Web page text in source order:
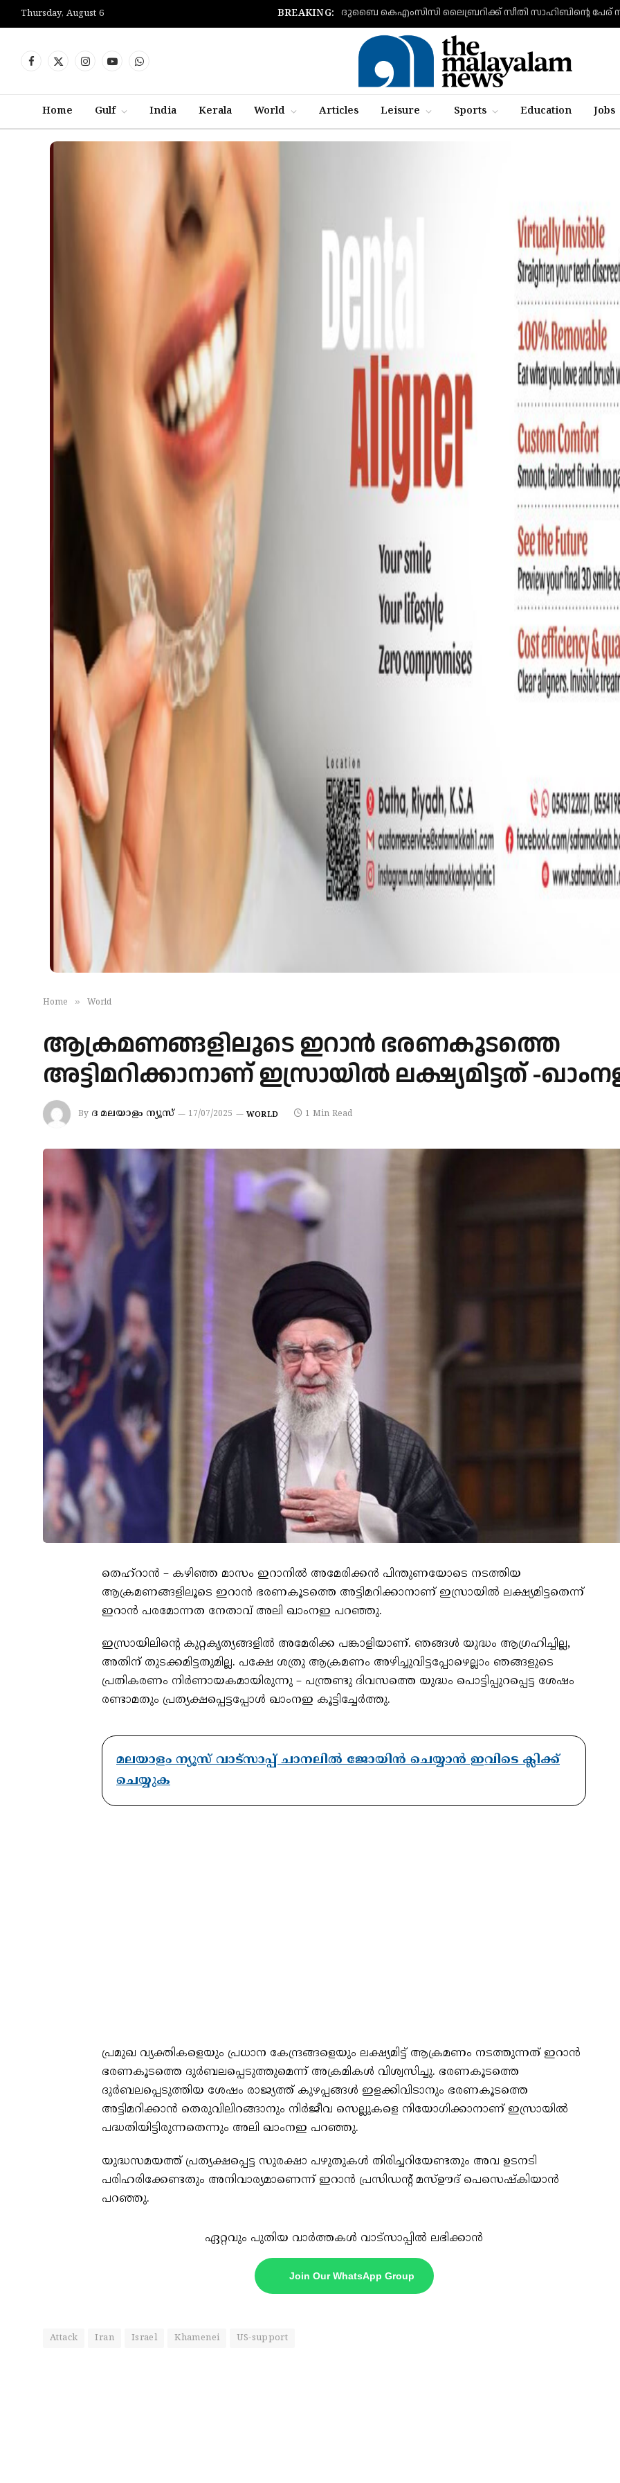
Thursday, August 6 BREAKING: ദുബൈ കെഎംസിസി ലൈബ്രറിക്ക് സീതി സാഹിബിന്റെ പേര്
Facebook
X
InstagramYouTubeWhatsApp
Home Gulf India Kerala World Articles Leisure Sports Education Jobs
Home » World
ആക്രമണങ്ങളിലൂടെ ഇറാന്‍ ഭരണകൂടത്തെ
അട്ടിമറിക്കാനാണ് ഇസ്രായില്‍ ലക്ഷ്യമിട്ടത് -
By ദ മലയാളം ന്യൂസ് 17/07/2025 WORLD 1 Min Read
തെഹ്‌റാന്‍ – കഴിഞ്ഞ മാസം ഇറാനില്‍ അമേരിക്കന്‍ പിന്തുണയോടെ നടത്തിയ
ആക്രമണങ്ങളിലൂടെ ഇറാന്‍ ഭരണകൂടത്തെ അട്ടിമറിക്കാനാണ് ഇസ്രായില്‍ ലക്ഷ്യമിട്ടതെന്ന്
ഇറാന്‍ പരമോന്നത നേതാവ് അലി ഖാംനഇ പറഞ്ഞു.
ഇസ്രായിലിന്റെ കുറ്റകൃത്യങ്ങളില്‍ അമേരിക്ക പങ്കാളിയാണ്. ഞങ്ങള്‍ യുദ്ധം ആഗ്രഹിച്ചില്ല,
അതിന് തുടക്കമിട്ടതുമില്ല. പക്ഷേ ശത്രു ആക്രമണം അഴിച്ചുവിട്ടപ്പോഴെല്ലാം ഞങ്ങളുടെ
പ്രതികരണം നിര്‍ണായകമായിരുന്നു – പന്ത്രണ്ടു ദിവസത്തെ യുദ്ധം പൊട്ടിപ്പുറപ്പെട്ട ശേഷം
രണ്ടാമതും പ്രത്യക്ഷപ്പെട്ടപ്പോള്‍ ഖാംനഇ കൂട്ടിച്ചേര്‍ത്തു.
മലയാളം ന്യൂസ് വാട്സാപ്പ് ചാനലിൽ ജോയിൻ ചെയ്യാൻ ഇവിടെ ക്ലിക്ക്
ചെയ്യുക
പ്രമുഖ വ്യക്തികളെയും പ്രധാന കേന്ദ്രങ്ങളെയും ലക്ഷ്യമിട്ട് ആക്രമണം നടത്തുന്നത് ഇറാന്‍
ഭരണകൂടത്തെ ദുര്‍ബലപ്പെടുത്തുമെന്ന് അക്രമികള്‍ വിശ്വസിച്ചു. ഭരണകൂടത്തെ
ദുര്‍ബലപ്പെടുത്തിയ ശേഷം രാജ്യത്ത് കുഴപ്പങ്ങള്‍ ഇളക്കിവിടാനും ഭരണകൂടത്തെ
അട്ടിമറിക്കാന്‍ തെരുവിലിറങ്ങാനും നിര്‍ജീവ സെല്ലുകളെ നിയോഗിക്കാനാണ് ഇസ്രായില്‍
പദ്ധതിയിട്ടിരുന്നതെന്നും അലി ഖാംനഇ പറഞ്ഞു.
യുദ്ധസമയത്ത് പ്രത്യക്ഷപ്പെട്ട സുരക്ഷാ പഴുതുകള്‍ തിരിച്ചറിയേണ്ടതും അവ ഉടനടി
പരിഹരിക്കേണ്ടതും അനിവാര്യമാണെന്ന് ഇറാന്‍ പ്രസിഡന്റ് മസ്ഊദ് പെസെഷ്‌കിയാന്‍
പറഞ്ഞു.
ഏറ്റവും പുതിയ വാർത്തകൾ വാട്സാപ്പിൽ ലഭിക്കാൻ
Join Our WhatsApp Group
Attack Iran Israel Khamenei US-support